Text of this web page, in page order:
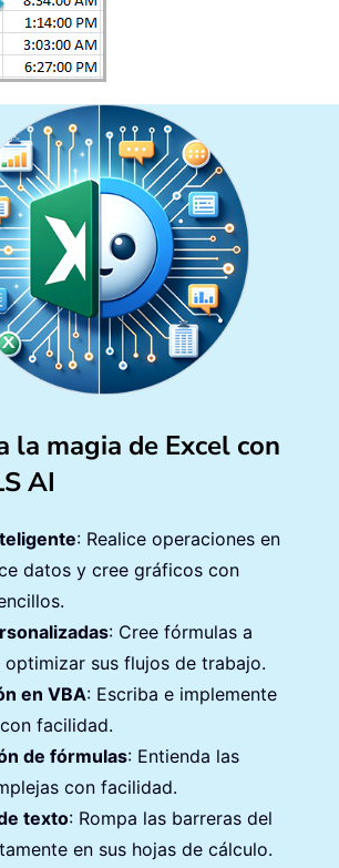
la magia de Excel con
AI
: Realice operaciones en
datos y cree gráficos con
: Cree fórmulas a
optimizar sus flujos de trabajo.
en VBA: Escriba e implemente
facilidad.
de fórmulas: Entienda las
con facilidad.
texto: Rompa las barreras del
en sus hojas de cálculo.